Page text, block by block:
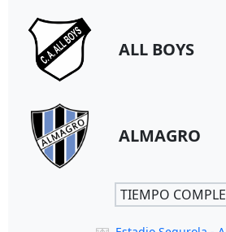
ALL BOYS
ALMAGRO
TIEMPO